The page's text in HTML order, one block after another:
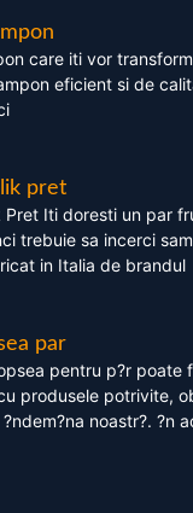
care iti vor
eficient si de
pret
Pret Iti doresti un par
trebuie sa incerci
in Italia de brandul
par
pentru p?r poate
produsele potrivite,
noastr?. ?n